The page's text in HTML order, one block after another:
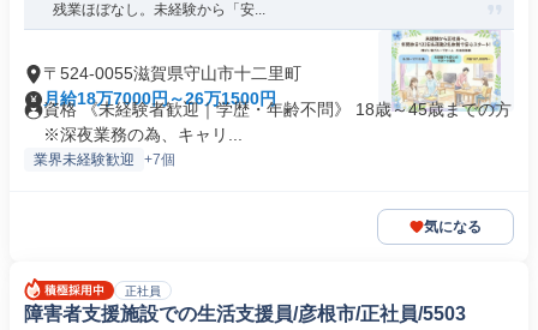
残業ほぼなし。未経験から「安...
〒524-0055滋賀県守山市十二里町
月給18万7000円～26万1500円
資格 《未経験者歓迎｜学歴・年齢不問》 18歳～45歳までの方
※深夜業務の為、キャリ...
業界未経験歓迎 +7個
気になる
正社員
障害者支援施設での生活支援員/彦根市/正社員/5503